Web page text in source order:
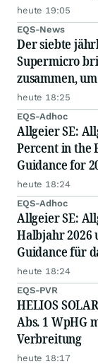
heute 19:05
EQS-News
Der siebte
Supermicro
zusammen,
angelegten
auszutauschen
heute 18:25
EQS-Adhoc
Allgeier SE:
Percent in the
Guidance for
heute 18:24
EQS-Adhoc
Allgeier SE:
Halbjahr 2026
Guidance für
heute 18:24
EQS-PVR
HELIOS
Abs. 1 WpHG
Verbreitung
heute 18:17